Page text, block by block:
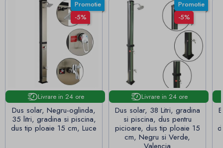
Promotie
-5%
Livrare in 24 ore
Dus solar, Negru-oglinda,
35 litri, gradina si piscina,
dus tip ploaie 15 cm, Luce
Promotie
-5%
Livrare in 24 ore
Dus solar, 38 Litri, gradina
si piscina, dus pentru
picioare, dus tip ploaie 15
cm, Negru si Verde,